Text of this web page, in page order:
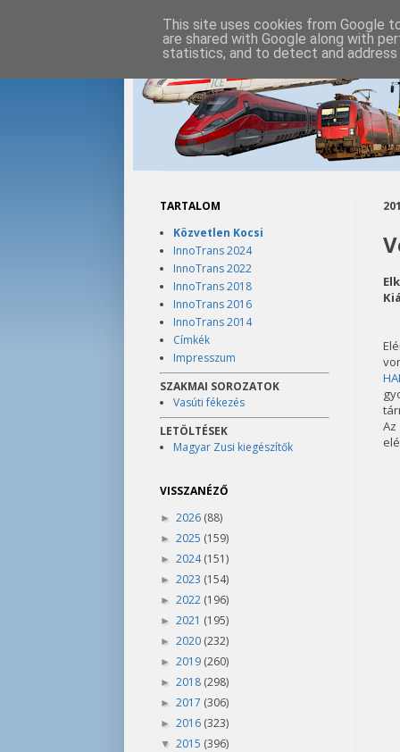
TARTALOM
Közvetlen Kocsi
InnoTrans 2024
InnoTrans 2022
InnoTrans 2018
InnoTrans 2016
InnoTrans 2014
Címkék
Impresszum
SZAKMAI SOROZATOK
Vasúti fékezés
LETÖLTÉSEK
Magyar Zusi kiegészítők
VISSZANÉZŐ
► 2026 (88)
► 2025 (159)
► 2024(151)
► 2023 (154)
► 2022 (196)
► 2021 (195)
► 2020 (232)
► 2019 (260)
► 2018 (298)
► 2017 (306)
► 2016 (323)
▼ 2015 (396)
This site uses cookies from Google
are shared with Google along with
statistics, and to detect and address